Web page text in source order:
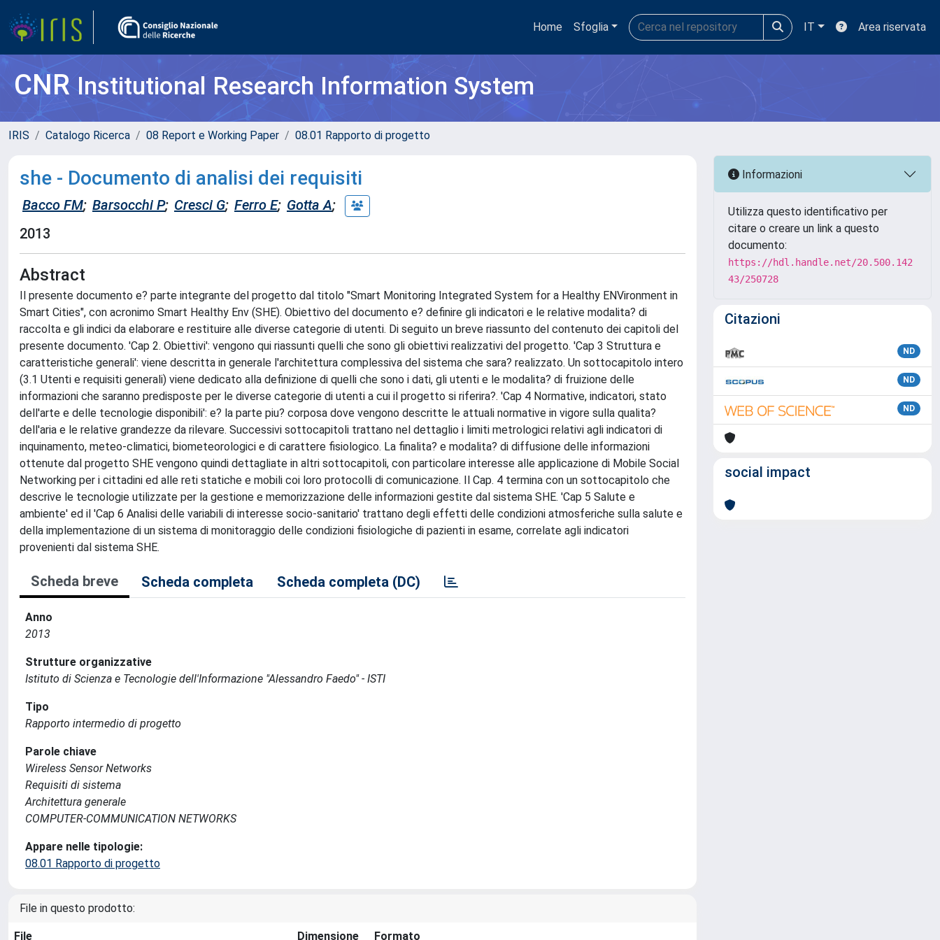
Home Sfoglia IT Area riservata
CNRInstitutional Research Information System
IRIS Catalogo Ricerca 08 Report e Working Paper 08.01 Rapporto di progetto
she - Documento di analisi dei requisiti
Bacco FM; Barsocchi P; Cresci G; Ferro E; Gotta A;
2013
Abstract
Il presente documento e? parte integrante del progetto dal titolo "Smart Monitoring Integrated System for a Healthy ENVironment in
Smart Cities", con acronimo Smart Healthy Env (SHE). Obiettivo del documento e? definire gli indicatori e le relative modalita? di
raccolta e gli indici da elaborare e restituire alle diverse categorie di utenti. Di seguito un breve riassunto del contenuto dei capitoli del
presente documento. 'Cap 2. Obiettivi': vengono qui riassunti quelli che sono gli obiettivi realizzativi del progetto. 'Cap 3 Struttura e
caratteristiche generali': viene descritta in generale l'architettura complessiva del sistema che sara? realizzato. Un sottocapitolo intero
(3.1 Utenti e requisiti generali) viene dedicato alla definizione di quelli che sono i dati, gli utenti e le modalita? di fruizione delle
informazioni che saranno predisposte per le diverse categorie di utenti a cui il progetto si riferira?. 'Cap 4 Normative, indicatori, stato
dell'arte e delle tecnologie disponibili': e? la parte piu? corposa dove vengono descritte le attuali normative in vigore sulla qualita?
dell'aria e le relative grandezze da rilevare. Successivi sottocapitoli trattano nel dettaglio i limiti metrologici relativi agli indicatori di
inquinamento, meteo-climatici, biometeorologici e di carattere fisiologico. La finalita? e modalita? di diffusione delle informazioni
ottenute dal progetto SHE vengono quindi dettagliate in altri sottocapitoli, con particolare interesse alle applicazione di Mobile Social
Networking per i cittadini ed alle reti statiche e mobili coi loro protocolli di comunicazione. Il Cap. 4 termina con un sottocapitolo che
descrive le tecnologie utilizzate per la gestione e memorizzazione delle informazioni gestite dal sistema SHE. 'Cap 5 Salute e
ambiente' ed il 'Cap 6 Analisi delle variabili di interesse socio-sanitario' trattano degli effetti delle condizioni atmosferiche sulla salute e
della implementazione di un sistema di monitoraggio delle condizioni fisiologiche di pazienti in esame, correlate agli indicatori
provenienti dal sistema SHE.
Scheda breve Scheda completa Scheda completa (DC)
Anno
2013
Strutture organizzative
Istituto di Scienza e Tecnologie dell'Informazione "Alessandro Faedo" - ISTI
Tipo
Rapporto intermedio di progetto
Parole chiave
Wireless Sensor Networks
Requisiti di sistema
Architettura generale
COMPUTER-COMMUNICATION NETWORKS
Appare nelle tipologie:
08.01 Rapporto di progetto
File in questo prodotto:
File Dimensione Formato
Informazioni
Utilizza questo identificativo per
citare o creare un link a questo
documento:
https://hdl.handle.net/20.500.142
43/250728
Citazioni
ND
ND
ND
social impact